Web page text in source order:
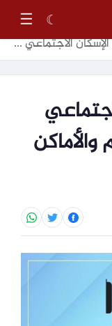
☾
☰
2026.. خطوات التقديم والأماكن المتاحة
والأماكن